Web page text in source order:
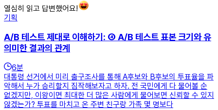
열심히 읽고 답변했어요!
기획
A/B 테스트 제대로 이해하기: ④ A/B 테스트 표본 크기와 유
의미한 결과의 관계
6분
대통령 선거에서 미리 출구조사를 통해 A후보와 B후보의 투표율을 파
악해서 누가 승리할지 짐작해보자고 하자. 전 국민에게 다 물어볼 순
없겠지만, 이왕이면 최대한 더 많은 사람에게 물어보면 신뢰할 수 있지
않겠는가? 투표를 마치고 온 주변 친구랑 가족 몇 명보다